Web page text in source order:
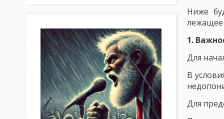
ИМИТАЦИОННЫЕ НЕ ИГРОВЫЕ МЕТОДЫ ОБУЧЕНИЯ. АНАЛИЗ
МЕТОДИКА РЕШЕНИЯ СИТУАЦИОННЫХ ЗАДАЧ МЕТОД
МОЗГОВАЯ АТАКА (БРЕЙНСТОРМИНГ) МЕТОД КРУГЛОГО
ИНТЕЛЛЕКТУАЛЬНАЯ РАЗМИНКА, СОКРАТИЧНАЯ БЕСЕДА КАК
КЛАССИФИКАЦИЯ ФОРМ ОРГАНИЗАЦИИ ОБУЧЕНИЯ УРОК:
Ниже
лежащее
1.
Для
В
Для